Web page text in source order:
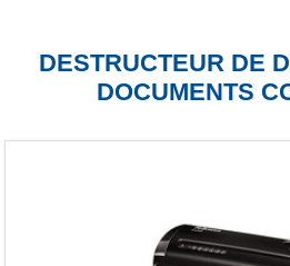
DESTRUCTEUR DE
DOCUMENTS